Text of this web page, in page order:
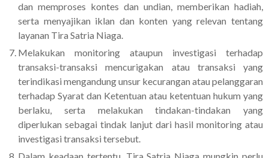
dan memproses kontes dan undian, memberikan hadiah,
serta menyajikan iklan dan konten yang relevan tentang
layanan Tira Satria Niaga.
Melakukan monitoring ataupun investigasi terhadap
transaksi-transaksi mencurigakan atau transaksi yang
terindikasi mengandung unsur kecurangan atau pelanggaran
terhadap Syarat dan Ketentuan atau ketentuan hukum yang
berlaku, serta melakukan tindakan-tindakan yang
diperlukan sebagai tindak lanjut dari hasil monitoring atau
investigasi transaksi tersebut.